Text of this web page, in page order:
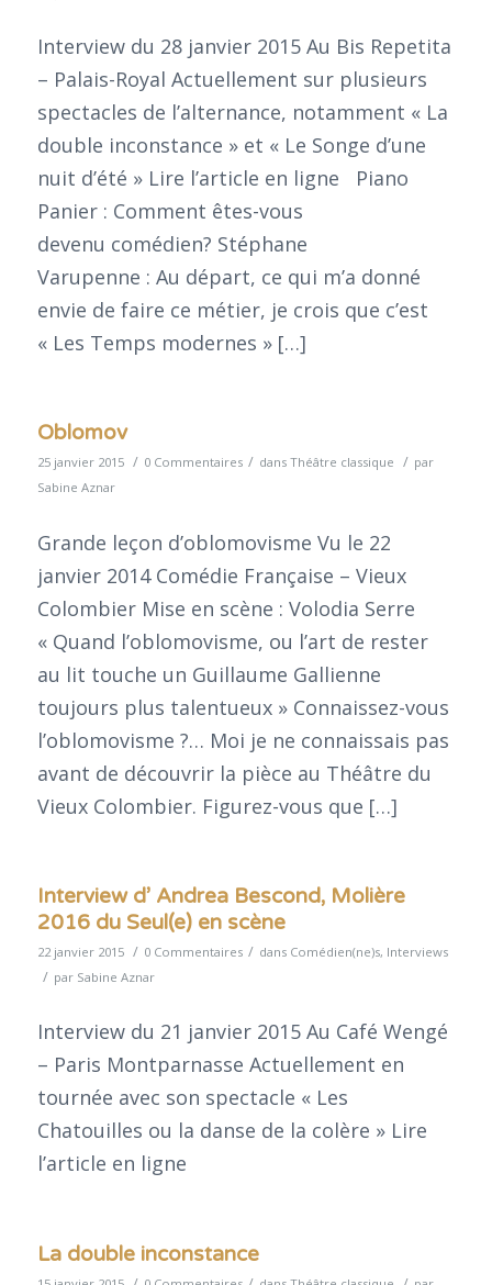
Interview du 28 janvier 2015 Au Bis Repetita
– Palais-Royal Actuellement sur plusieurs
spectacles de l’alternance, notamment « La
double inconstance » et « Le Songe d’une
nuit d’été » Lire l’article en ligne Piano
Panier : Comment êtes-vous
devenu comédien? Stéphane
Varupenne : Au départ, ce qui m’a donné
envie de faire ce métier, je crois que c’est
« Les Temps modernes » […]
Oblomov
25 janvier 2015 / 0 Commentaires / dans Théâtre classique / par
Sabine Aznar
Grande leçon d’oblomovisme Vu le 22
janvier 2014 Comédie Française – Vieux
Colombier Mise en scène : Volodia Serre
« Quand l’oblomovisme, ou l’art de rester
au lit touche un Guillaume Gallienne
toujours plus talentueux » Connaissez-vous
l’oblomovisme ?… Moi je ne connaissais pas
avant de découvrir la pièce au Théâtre du
Vieux Colombier. Figurez-vous que […]
Interview d’ Andrea Bescond, Molière
2016 du Seul(e) en scène
22 janvier 2015 / 0 Commentaires / dans Comédien(ne)s, Interviews
/ par Sabine Aznar
Interview du 21 janvier 2015 Au Café Wengé
– Paris Montparnasse Actuellement en
tournée avec son spectacle « Les
Chatouilles ou la danse de la colère » Lire
l’article en ligne
La double inconstance